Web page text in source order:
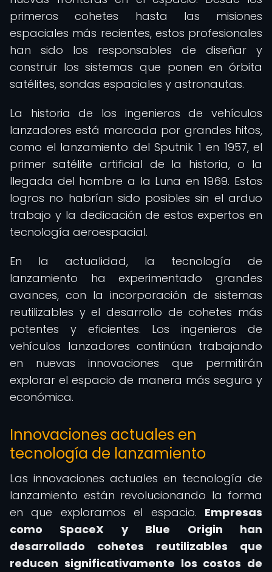
primeros cohetes hasta las misiones
espaciales más recientes, estos profesionales
han sido los responsables de diseñar y
construir los sistemas que ponen en órbita
satélites, sondas espaciales y astronautas.
La historia de los ingenieros de vehículos
lanzadores está marcada por grandes hitos,
como el lanzamiento del Sputnik 1 en 1957, el
primer satélite artificial de la historia, o la
llegada del hombre a la Luna en 1969. Estos
logros no habrían sido posibles sin el arduo
trabajo y la dedicación de estos expertos en
tecnología aeroespacial.
En la actualidad, la tecnología de
lanzamiento ha experimentado grandes
avances, con la incorporación de sistemas
reutilizables y el desarrollo de cohetes más
potentes y eficientes. Los ingenieros de
vehículos lanzadores continúan trabajando
en nuevas innovaciones que permitirán
explorar el espacio de manera más segura y
económica.
Innovaciones actuales en
tecnología de lanzamiento
Las innovaciones actuales en tecnología de
lanzamiento están revolucionando la forma
en que exploramos el espacio. Empresas
como SpaceX y Blue Origin han
desarrollado cohetes reutilizables que
reducen significativamente los costos de